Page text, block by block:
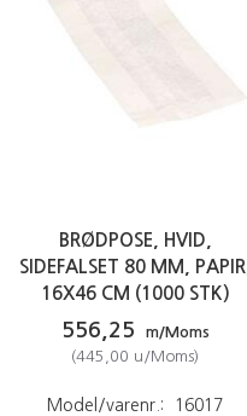
BRØDPOSE, HVID,
SIDEFALSET 80 MM, PAPIR,
16X46 CM (1000 STK)
556,25
m/Moms
(445,00 u/Moms)
Model/varenr.: 16017